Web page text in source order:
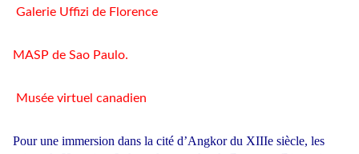
Galerie Uffizi de Florence
MASP de Sao Paulo.
Musée virtuel canadien
Pour une immersion dans la cité d’Angkor du XIIIe siècle, les